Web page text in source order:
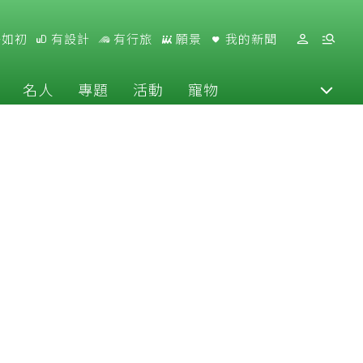
初 有設計 有行旅 願景 我的新聞
名人 專題 活動 寵物